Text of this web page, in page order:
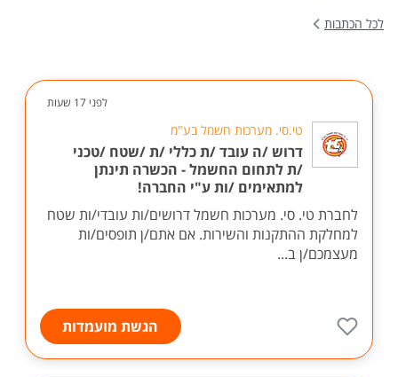
לכל הכתבות
לפני 17 שעות
טי.סי. מערכות חשמל בע"מ
דרוש /ה עובד /ת כללי /ת /שטח /טכני
/ת לתחום החשמל - הכשרה תינתן
למתאימים /ות ע"י החברה!
לחברת טי. סי. מערכות חשמל דרושים/ות עובדי/ות שטח
למחלקת ההתקנות והשירות. אם אתם/ן תופסים/ות
מעצמכם/ן ב...
הגשת מועמדות